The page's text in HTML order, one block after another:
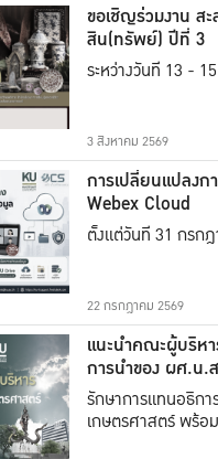
ขอเชิญร่วมงาน ส
สิน(ทรัพย์) ปีที่ 3
ระหว่างวันที่ 13 -
3 สิงหาคม 2569
การเปลี่ยนแปลงก
Webex Cloud
ตั้งแต่วันที่ 31 กรก
22 กรกฎาคม 2569
แนะนำคณะผู้บริห
การนำของ ผศ.น.
ธรรม
รักษาการแทนอธิก
เกษตรศาสตร์ พร้อ